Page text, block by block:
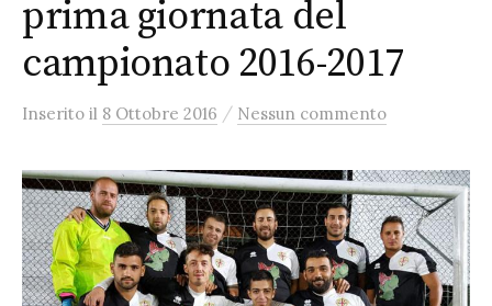
prima giornata del
campionato 2016-2017
Inserito il 8 Ottobre 2016 / Nessun commento